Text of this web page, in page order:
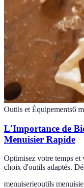
Outils et Équipements6
L'Importance de
Menuisier Rapide
Optimisez votre temps et
choix d'outils adaptés.
menuiserieoutils